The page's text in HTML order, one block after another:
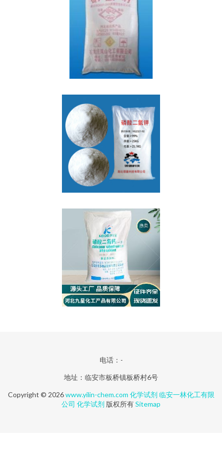
电话：-
地址：临安市板桥镇板桥村6号
Copyright © 2026www.yilin-chem.com 化学试剂 临安一林化工有限
公司 化学试剂 版权所有Sitemap